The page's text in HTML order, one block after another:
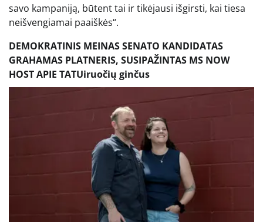
savo kampaniją, būtent tai ir tikėjausi išgirsti, kai tiesa
neišvengiamai paaiškės“.
DEMOKRATINIS MEINAS SENATO KANDIDATAS
GRAHAMAS PLATNERIS, SUSIPAŽINTAS MS NOW
HOST APIE TATUiruočių ginčus